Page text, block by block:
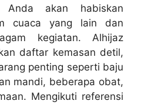
Anda akan habiskan
cuaca yang lain dan
kegiatan. Alhijaz
daftar kemasan detil,
penting seperti baju
mandi, beberapa obat,
Mengikuti referensi